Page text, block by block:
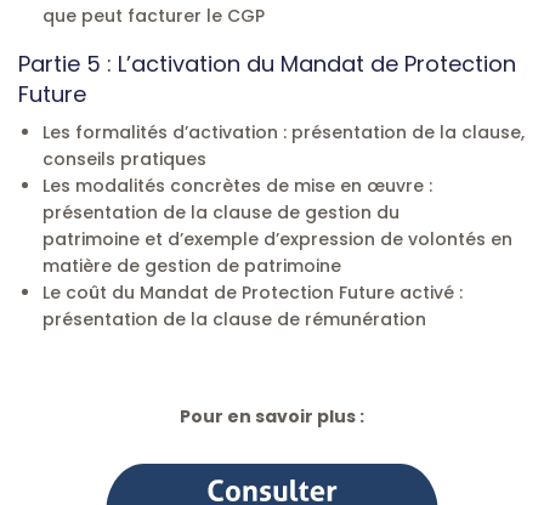
que peut facturer le CGP
Partie 5 : L’activation du Mandat de Protection
Future
Les formalités d’activation : présentation de la clause,
conseils pratiques
Les modalités concrètes de mise en œuvre :
présentation de la clause de gestion du
patrimoine et d’exemple d’expression de volontés en
matière de gestion de patrimoine
Le coût du Mandat de Protection Future activé :
présentation de la clause de rémunération
Pour en savoir plus :